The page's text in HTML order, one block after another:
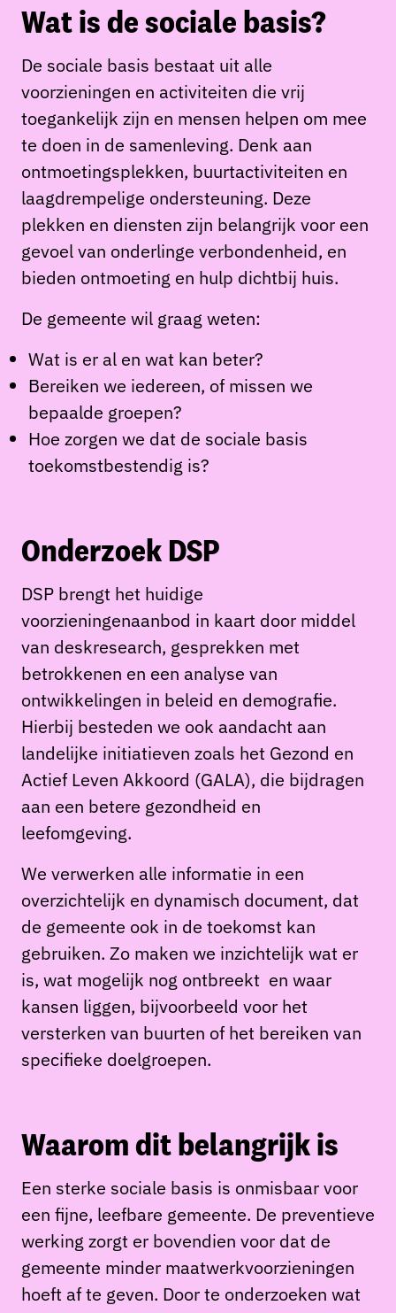
Wat is de sociale basis?
De sociale basis bestaat uit alle
voorzieningen en activiteiten die vrij
toegankelijk zijn en mensen helpen om mee
te doen in de samenleving. Denk aan
ontmoetingsplekken, buurtactiviteiten en
laagdrempelige ondersteuning. Deze
plekken en diensten zijn belangrijk voor een
gevoel van onderlinge verbondenheid, en
bieden ontmoeting en hulp dichtbij huis.
De gemeente wil graag weten:
Wat is er al en wat kan beter?
Bereiken we iedereen, of missen we
bepaalde groepen?
Hoe zorgen we dat de sociale basis
toekomstbestendig is?
Onderzoek DSP
DSP brengt het huidige
voorzieningenaanbod in kaart door middel
van deskresearch, gesprekken met
betrokkenen en een analyse van
ontwikkelingen in beleid en demografie.
Hierbij besteden we ook aandacht aan
landelijke initiatieven zoals het Gezond en
Actief Leven Akkoord (GALA), die bijdragen
aan een betere gezondheid en
leefomgeving.
We verwerken alle informatie in een
overzichtelijk en dynamisch document, dat
de gemeente ook in de toekomst kan
gebruiken. Zo maken we inzichtelijk wat er
is, wat mogelijk nog ontbreekt en waar
kansen liggen, bijvoorbeeld voor het
versterken van buurten of het bereiken van
specifieke doelgroepen.
Waarom dit belangrijk is
Een sterke sociale basis is onmisbaar voor
een fijne, leefbare gemeente. De preventieve
werking zorgt er bovendien voor dat de
gemeente minder maatwerkvoorzieningen
hoeft af te geven. Door te onderzoeken wat